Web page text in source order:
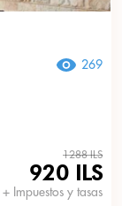
269
1288 ILS
920 ILS
+ Impuestos y tasas